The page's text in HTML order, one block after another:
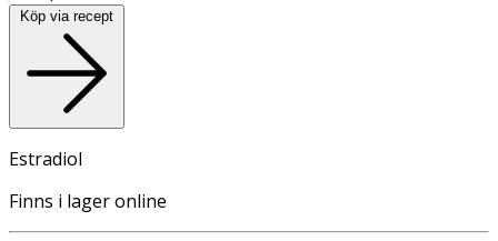
Köp via recept
Estradiol
Finns i lager online